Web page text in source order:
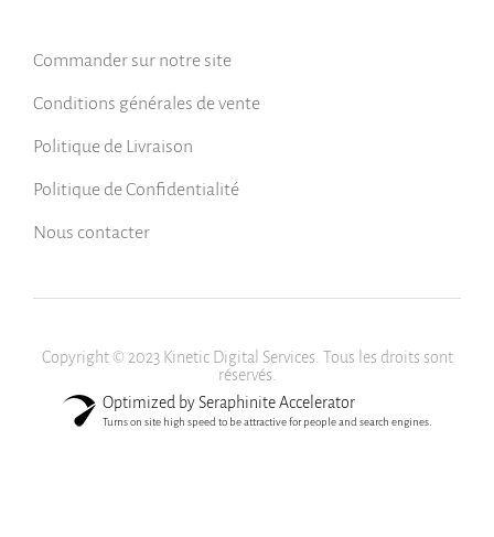
Commander sur notre site
Conditions générales de vente
Politique de Livraison
Politique de Confidentialité
Nous contacter
Copyright © 2023 Kinetic Digital Services. Tous les droits sont
réservés.
Optimized by Seraphinite Accelerator
Turns on site high speed to be attractive for people and search engines.